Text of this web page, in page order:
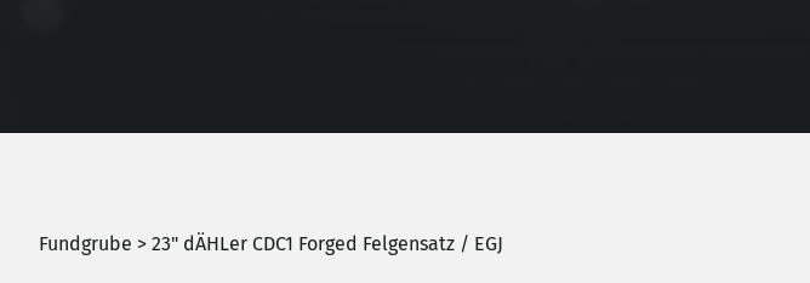
Fundgrube > 23" dÄHLer CDC1 Forged Felgensatz / EGJ